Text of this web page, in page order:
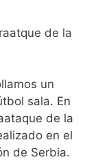
de la
un
sala. En
de la
en el
de Serbia.